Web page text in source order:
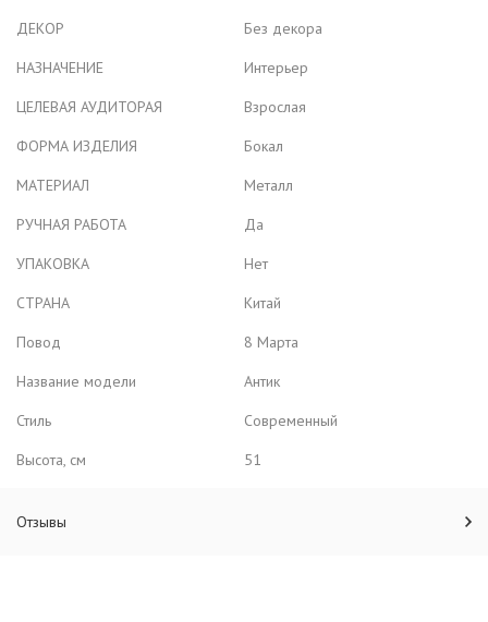
ДЕКОР
Без декора
НАЗНАЧЕНИЕ
Интерьер
ЦЕЛЕВАЯ АУДИТОРАЯ
Взрослая
ФОРМА ИЗДЕЛИЯ
Бокал
МАТЕРИАЛ
Металл
РУЧНАЯ РАБОТА
Да
УПАКОВКА
Нет
СТРАНА
Китай
Повод
8 Марта
Название модели
Антик
Стиль
Современный
Высота, см
51
Отзывы